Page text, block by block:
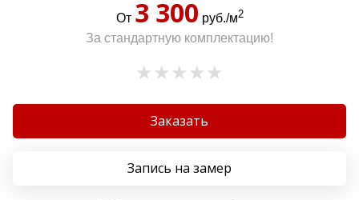
От 3 300 руб./м2
За стандартную комплектацию!
Заказать
Запись на замер